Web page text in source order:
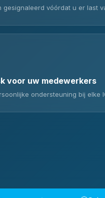
gesignaleerd vóórdat u er last
voor uw medewerkers
ondersteuning bij elke